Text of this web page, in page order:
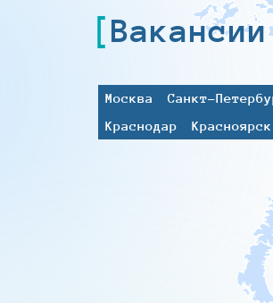
Москва Санкт-
Краснодар
Красноярск